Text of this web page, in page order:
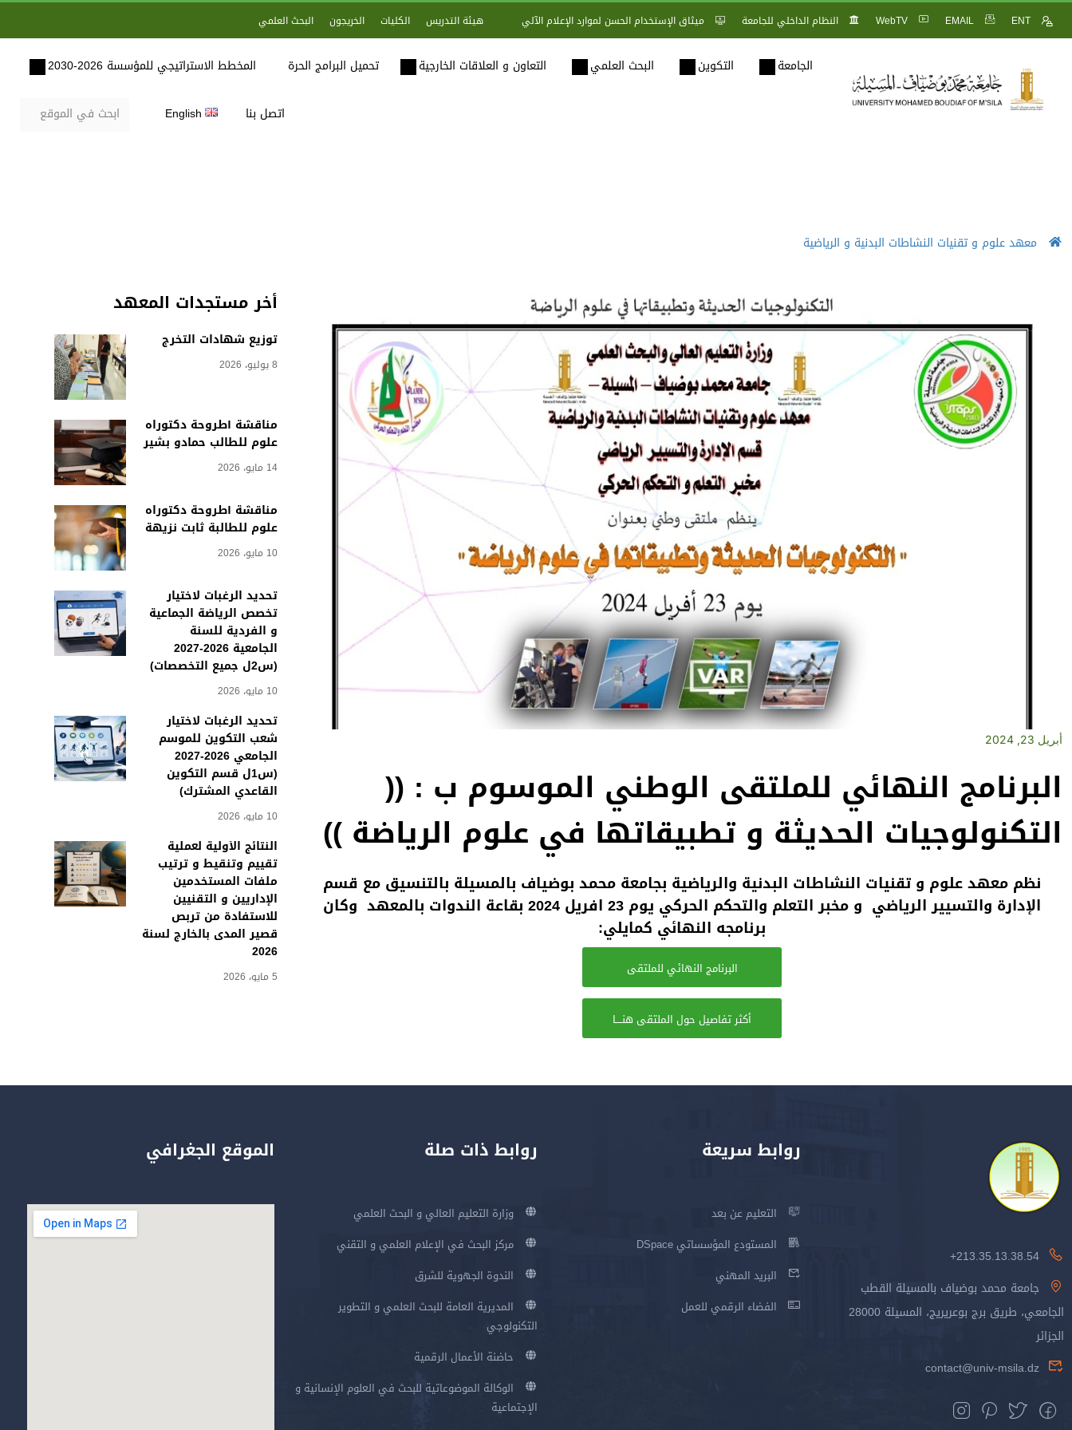
ENT
EMAIL
WebTV النظام الداخلي للجامعة ميثاق الإستخدام الحسن لموارد الإعلام الآلي هيئة التدريس الكليات الخريجون البحث العلمي
الجامعة التكوين البحث العلمي التعاون و العلاقات الخارجية تحميل البرامج الحرة المخطط الاستراتيجي للمؤسسة 2026-2030
اتصل بنا English
معهد علوم و تقنيات النشاطات البدنية و الرياضية
أخر مستجدات المعهد
توزيع شهادات التخرج
8 يوليو، 2026
مناقشة أطروحة دكتوراه
علوم للطالب حمادو بشير
14 مايو، 2026
مناقشة أطروحة دكتوراه
علوم للطالبة ثابت نزيهة
10 مايو، 2026
تحديد الرغبات لاختيار
تخصص الرياضة الجماعية
و الفردية للسنة
الجامعية 2026-2027
(س2ل جميع التخصصات)
10 مايو، 2026
تحديد الرغبات لاختيار
شعب التكوين للموسم
الجامعي 2026-2027
(س1ل قسم التكوين
القاعدي المشترك)
10 مايو، 2026
النتائج الأولية لعملية
تقييم وتنقيط و ترتيب
ملفات المستخدمين
الإداريين و التقنيين
للاستفادة من تربص
قصير المدى بالخارج لسنة
2026
5 مايو، 2026
أبريل 23, 2024
البرنامج النهائي للملتقى الوطني الموسوم ب : ((
التكنولوجيات الحديثة و تطبيقاتها في علوم الرياضة ))
نظم معهد علوم و تقنيات النشاطات البدنية والرياضية بجامعة محمد بوضياف بالمسيلة بالتنسيق مع قسم
الإدارة والتسيير الرياضي و مخبر التعلم والتحكم الحركي يوم 23 افريل 2024 بقاعة الندوات بالمعهد وكان
برنامجه النهائي كمايلي:
البرنامج النهائي للملتقى
أكثر تفاصيل حول الملتقى هنــــا
213.35.13.38.54+
جامعة محمد بوضياف بالمسيلة القطب
الجامعي، طريق برج بوعريريج، المسيلة 28000
الجزائر
contact@univ-msila.dz
روابط سريعة
التعليم عن بعد
المستودع المؤسساتي DSpace
البريد المهني
الفضاء الرقمي للعمل
روابط ذات صلة
وزارة التعليم العالي و البحث العلمي
مركز البحث في الإعلام العلمي و التقني
الندوة الجهوية للشرق
المديرية العامة للبحث العلمي و التطوير
التكنولوجي
حاضنة الأعمال الرقمية
الوكالة الموضوعاتية للبحث في العلوم الإنسانية و
الإجتماعية
الموقع الجغرافي